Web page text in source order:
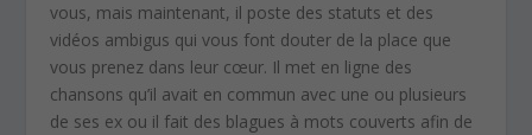
vous, mais maintenant, il poste des statuts et des
vidéos ambigus qui vous font douter de la place que
vous prenez dans leur cœur. Il met en ligne des
chansons qu’il avait en commun avec une ou plusieurs
de ses ex ou il fait des blagues à mots couverts afin de